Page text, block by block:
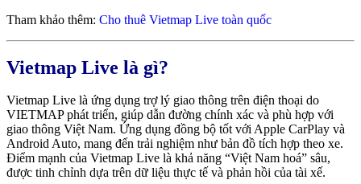
Tham khảo thêm: Cho thuê Vietmap Live toàn quốc
Vietmap Live là gì?
Vietmap Live là ứng dụng trợ lý giao thông trên điện thoại do
VIETMAP phát triển, giúp dẫn đường chính xác và phù hợp với
giao thông Việt Nam. Ứng dụng đồng bộ tốt với Apple CarPlay và
Android Auto, mang đến trải nghiệm như bản đồ tích hợp theo xe.
Điểm mạnh của Vietmap Live là khả năng “Việt Nam hoá” sâu,
được tinh chỉnh dựa trên dữ liệu thực tế và phản hồi của tài xế.